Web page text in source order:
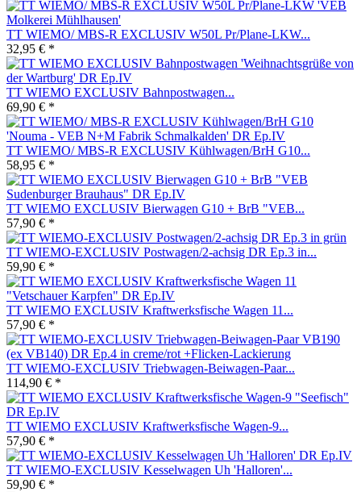
TT WIEMO/ MBS-R EXCLUSIV W50L Pr/Plane-LKW...
32,95 € *
TT WIEMO EXCLUSIV Bahnpostwagen...
69,90 € *
TT WIEMO/ MBS-R EXCLUSIV Kühlwagen/BrH G10...
58,95 € *
TT WIEMO EXCLUSIV Bierwagen G10 + BrB "VEB...
57,90 € *
TT WIEMO-EXCLUSIV Postwagen/2-achsig DR Ep.3 in...
59,90 € *
TT WIEMO EXCLUSIV Kraftwerksfische Wagen 11...
57,90 € *
TT WIEMO-EXCLUSIV Triebwagen-Beiwagen-Paar...
114,90 € *
TT WIEMO EXCLUSIV Kraftwerksfische Wagen-9...
57,90 € *
TT WIEMO-EXCLUSIV Kesselwagen Uh 'Halloren'...
59,90 € *